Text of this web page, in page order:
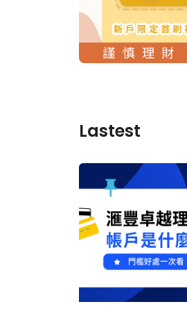
Lastest